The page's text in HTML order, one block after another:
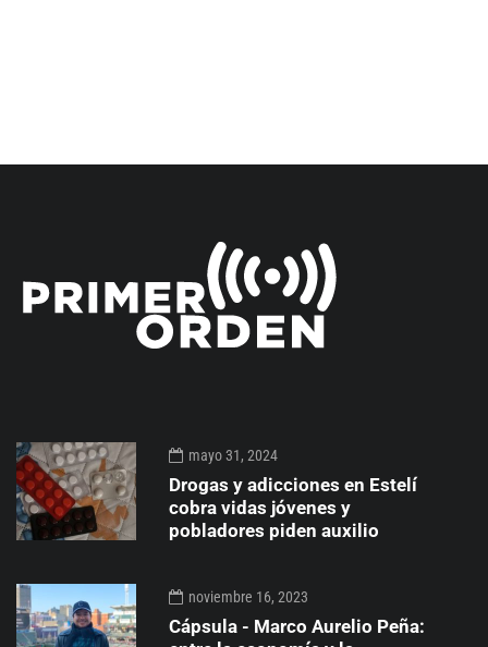
mayo 31, 2024
Drogas y adicciones en Estelí
cobra vidas jóvenes y
pobladores piden auxilio
noviembre 16, 2023
Cápsula - Marco Aurelio Peña: